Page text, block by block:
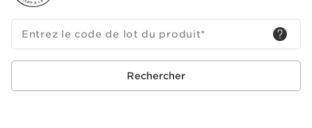
Entrez le code de lot du produit*
Rechercher